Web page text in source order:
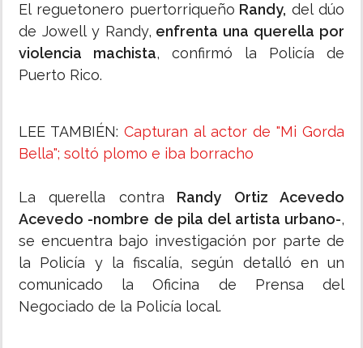
El reguetonero puertorriqueño Randy, del dúo
de Jowell y Randy, enfrenta una querella por
violencia machista, confirmó la Policía de
Puerto Rico.
LEE TAMBIÉN: Capturan al actor de "Mi Gorda
Bella"; soltó plomo e iba borracho
La querella contra Randy Ortiz Acevedo
Acevedo -nombre de pila del artista urbano-,
se encuentra bajo investigación por parte de
la Policía y la fiscalía, según detalló en un
comunicado la Oficina de Prensa del
Negociado de la Policía local.